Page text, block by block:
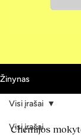
Žinynas
Visi įrašai
Visi įrašai
Chemijos